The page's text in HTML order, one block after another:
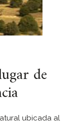
de
ubicada al